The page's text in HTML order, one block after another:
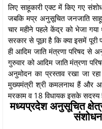
लिए साहूकारी एक्ट में किए गए
जबकि मप्र अनुसूचित जनजाति
चार महीने पहले केंद्र को भेजा
सरकार से पूछा है कि क्या इसमें पूरी
ही आदिम जाति मंत्रणा परिषद
गुरुवार को आदिम जाति मंत्रणा
अनुमोदन का प्रस्ताव रखा जा
मुख्यमंत्री श्री कमलनाथ हैं और
मरकाम व 18 विधायक इसके सदस्य
मध्यप्रदेश अनुसूचित